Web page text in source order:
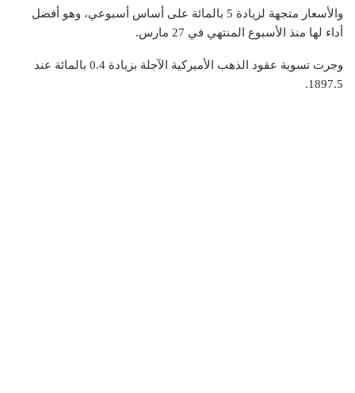
والأسعار متجهة لزيادة 5 بالمائة على أساس أسبوعي، وهو أفضل
أداء لها منذ الأسبوع المنتهي في 27 مارس.
وجرت تسوية عقود الذهب الأميركية الآجلة بزيادة 0.4 بالمائة عند
1897.5.